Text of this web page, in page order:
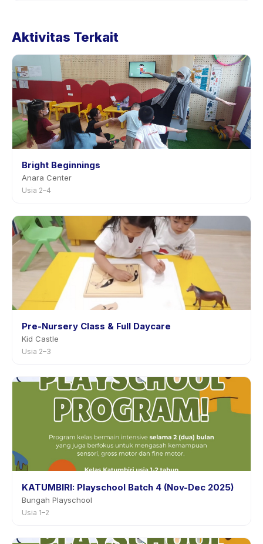
halaman aktivitas di aplikasi. Kebanyakan penyedia
pemberitahuan sebelumnya.
Aktivitas Terkait
Bright Beginnings
Anara Center
Usia 2–4
Pre-Nursery Class & Full Daycare
Kid Castle
Usia 2–3
KATUMBIRI: Playschool Batch 4 (Nov-Dec 2025)
Bungah Playschool
Usia 1–2